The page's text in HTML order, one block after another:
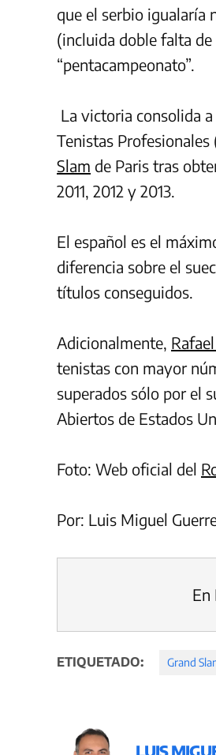
que el serbio igualaría
(incluida doble falta
“pentacampeonato”.
La victoria consolida
Tenistas
Slam de Paris tras
2011, 2012 y 2013.
El español es el
diferencia sobre el
títulos conseguidos.
Adicionalmente,
tenistas con mayor
superados sólo por el
Abiertos de Estados
Foto: Web oficial del
Por: Luis Miguel
En
ETIQUETADO: Grand
LUIS